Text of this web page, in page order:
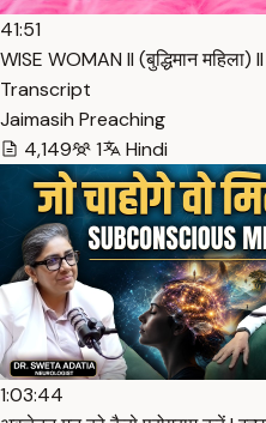
41:51
WISE WOMAN ll (बुद्धिमान
Transcript
Jaimasih Preaching
4,149
1 Hindi
1:03:44